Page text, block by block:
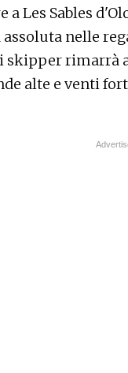
a Les Sables
nelle
skipper rimarrà
alte e venti